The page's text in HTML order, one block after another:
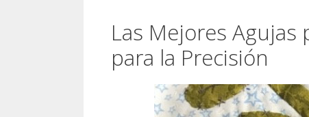
Las Mejores Agujas
para la Precisión